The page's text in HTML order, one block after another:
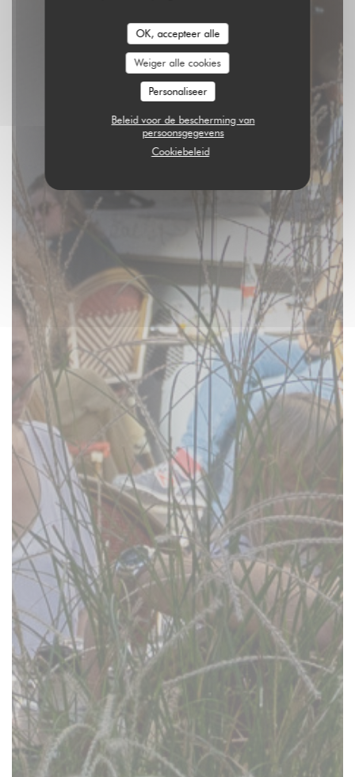
OK, accepteer alle
Weiger alle cookies
Personaliseer
Beleid voor de bescherming van
persoonsgegevens
Cookiebeleid